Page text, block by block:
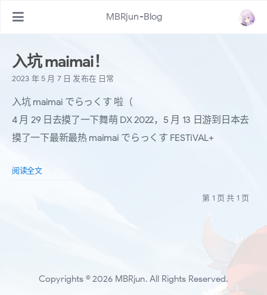
MBRjun-Blog
入坑 maimai！
2023 年 5 月 7 日 发布在 日常
入坑 maimai でらっくす 啦（
4 月 29 日去摸了一下舞萌 DX 2022，5 月 13 日游到日本去
摸了一下最新最热 maimai でらっくす FESTiVAL+
阅读全文
第 1 页 共 1 页
Copyrights © 2026 MBRjun. All Rights Reserved.